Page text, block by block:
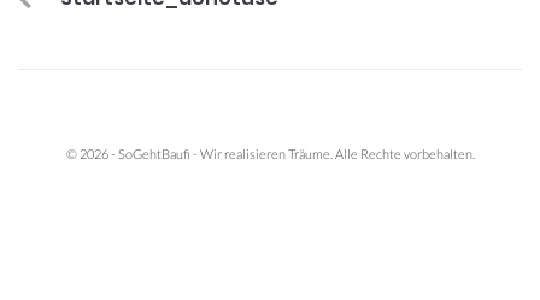
© 2026 - SoGehtBaufi - Wir realisieren Träume. Alle Rechte vorbehalten.